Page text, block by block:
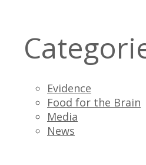
Evidence
Food for the Brain
Media
News